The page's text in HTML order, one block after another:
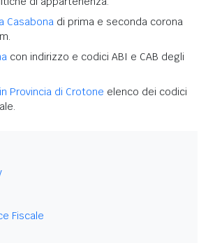
Casabona di prima e seconda corona
con indirizzo e codici ABI e CAB degli
Provincia di Crotone elenco dei codici
Fiscale